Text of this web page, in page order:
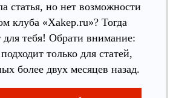
статья, но нет возможности
клуба «Xakep.ru»? Тогда
для тебя! Обрати внимание:
только для статей,
более двух месяцев назад.